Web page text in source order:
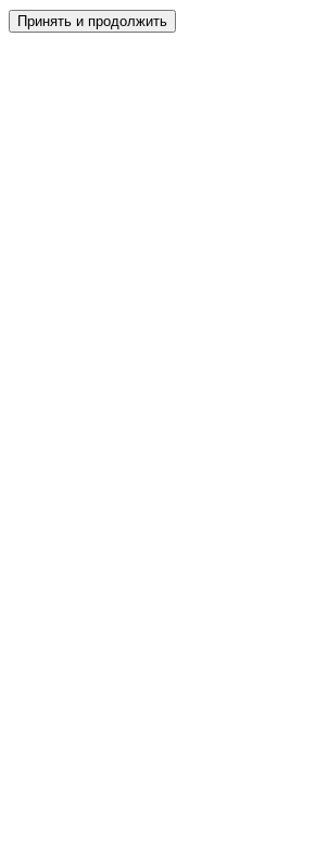
Принять и продолжить